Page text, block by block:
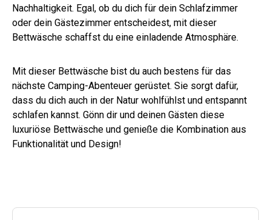
Nachhaltigkeit. Egal, ob du dich für dein Schlafzimmer
oder dein Gästezimmer entscheidest, mit dieser
Bettwäsche schaffst du eine einladende Atmosphäre.
Mit dieser Bettwäsche bist du auch bestens für das
nächste Camping-Abenteuer gerüstet. Sie sorgt dafür,
dass du dich auch in der Natur wohlfühlst und entspannt
schlafen kannst. Gönn dir und deinen Gästen diese
luxuriöse Bettwäsche und genieße die Kombination aus
Funktionalität und Design!